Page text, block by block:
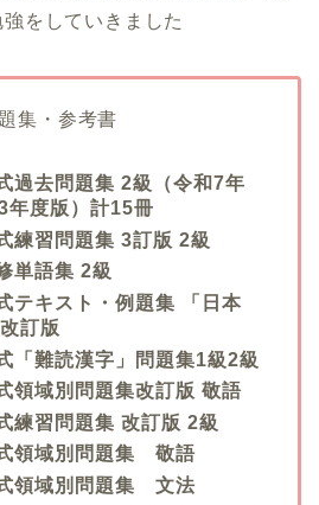
をしていきました
集・参考書
過去問題集 2級（令和7年
年度版）計15冊
練習問題集 3訂版 2級
単語集 2級
テキスト・例題集 「日本
訂版
「難読漢字」問題集1級2級
領域別問題集改訂版 敬語
練習問題集 改訂版 2級
領域別問題集 敬語
領域別問題集 文法